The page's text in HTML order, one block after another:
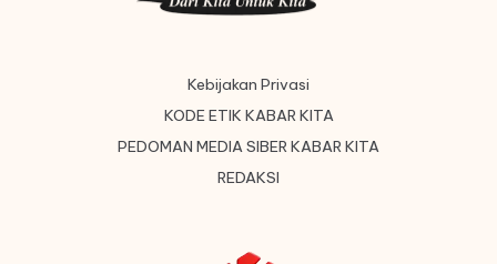
Kebijakan Privasi
KODE ETIK KABAR KITA
PEDOMAN MEDIA SIBER KABAR KITA
REDAKSI